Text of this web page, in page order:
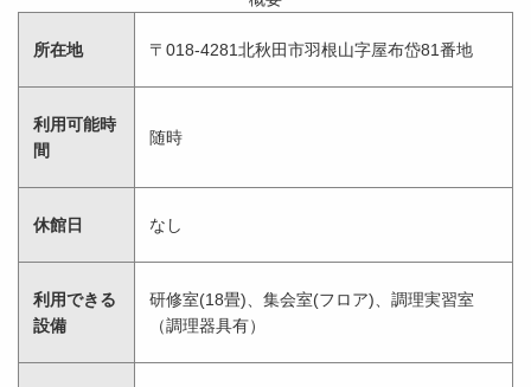
所在地 〒018-4281北秋田市羽根山字屋布岱81番地
利用可能時
間
随時
休館日 なし
利用できる
設備
研修室(18畳)、集会室(フロア)、調理実習室
（調理器具有）